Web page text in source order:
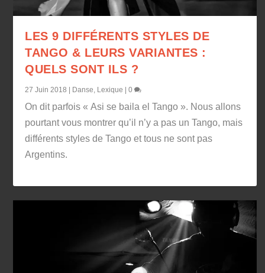
LES 9 DIFFÉRENTS STYLES DE
TANGO & LEURS VARIANTES :
QUELS SONT ILS ?
27 Juin 2018 Danse, Lexique |0
On dit parfois « Asi se baila el Tango ». Nous allons
pourtant vous montrer qu’il n’y a pas un Tango, mais
différents styles de Tango et tous ne sont pas
Argentins.